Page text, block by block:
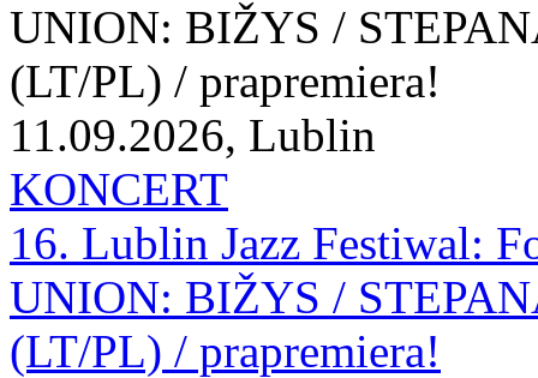
UNION: BIŽYS /
(LT/PL) / prapremiera!
11.09.2026, Lublin
KONCERT
16. Lublin Jazz Festiwal:
UNION: BIŽYS /
(LT/PL) / prapremiera!